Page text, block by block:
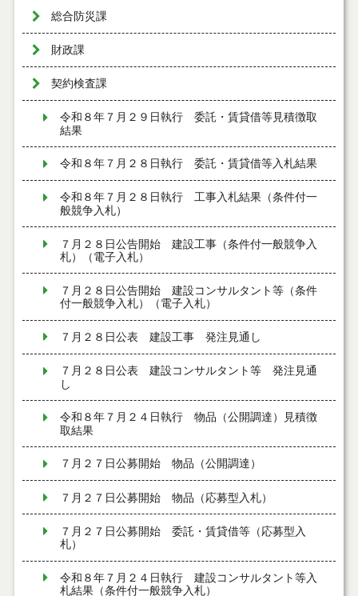
総合防災課
財政課
契約検査課
令和８年７月２９日執行 委託・賃貸借等見積徴取
結果
令和８年７月２８日執行 委託・賃貸借等入札結果
令和８年７月２８日執行 工事入札結果（条件付一
般競争入札）
７月２８日公告開始 建設工事（条件付一般競争入
札）（電子入札）
７月２８日公告開始 建設コンサルタント等（条件
付一般競争入札）（電子入札）
７月２８日公表 建設工事 発注見通し
７月２８日公表 建設コンサルタント等 発注見通
し
令和８年７月２４日執行 物品（公開調達）見積徴
取結果
７月２７日公募開始 物品（公開調達）
７月２７日公募開始 物品（応募型入札）
７月２７日公募開始 委託・賃貸借等（応募型入
札）
令和８年７月２４日執行 建設コンサルタント等入
札結果（条件付一般競争入札）